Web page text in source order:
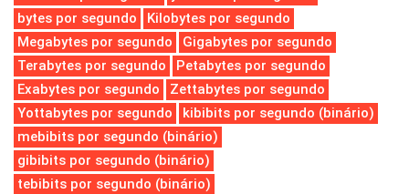
bytes por segundo
Kilobytes por segundo
Megabytes por segundo
Gigabytes por segundo
Terabytes por segundo
Petabytes por segundo
Exabytes por segundo
Zettabytes por segundo
Yottabytes por segundo
kibibits por segundo (binário)
mebibits por segundo (binário)
gibibits por segundo (binário)
tebibits por segundo (binário)